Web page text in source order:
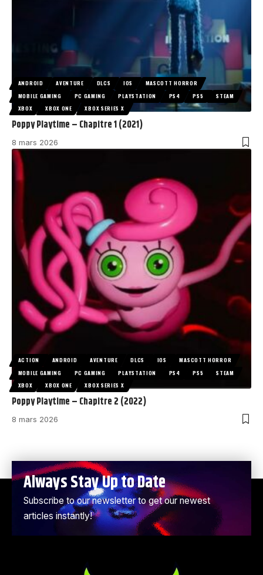
ANDROID AVENTURE DLCS IOS
MASCOTT HORROR
MOBILE GAMING
PC GAMING PLAYSTATION PS4 PS5
STEAM
XBOX
XBOX ONE XBOX SERIES X
Poppy Playtime – Chapitre 1 (2021)
8 mars 2026
ACTION ANDROID AVENTURE DLCS IOS
MASCOTT HORROR
MOBILE GAMING
PC GAMING PLAYSTATION PS4 PS5
STEAM
XBOX
XBOX ONE XBOX SERIES X
Poppy Playtime – Chapitre 2 (2022)
8 mars 2026
Always Stay Up to Date
Subscribe to our newsletter to get our newest
articles instantly!